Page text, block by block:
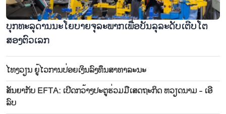
ບຸກ​ທະ​ລຸດ້ານນະ​ໂຍ​ບາຍ​ຈຸ​ລະ​ພາກ​ເພື່ອ​ບັນ​ລຸ​ລະ​ດັບ​ເຕີບ​ໂຕ​​
ສອງ​ຕົວ​ເລກ
ໄທ​ງວຽນ ​ຍູ້​ໄວການ​ປ່ອຍ​ເງິນ​ລົງ​ທຶນ​​ສາ​ທາ​ລະ​ນະ
ສັນ​ຍາ​ກັບ EFTA: ເປີດ​ກວ້າງ​ປະ​ຕູ​ຮ່ວມ​ມື​ເສດ​ຖະ​ກິດ ຫວຽດ​ນາມ - ເອີ​
ລົບ